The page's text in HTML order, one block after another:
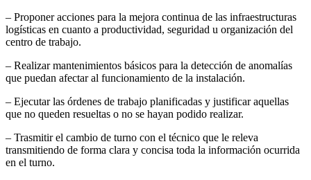
– Proponer acciones para la mejora continua de las infraestructuras
logísticas en cuanto a productividad, seguridad u organización del
centro de trabajo.
– Realizar mantenimientos básicos para la detección de anomalías
que puedan afectar al funcionamiento de la instalación.
– Ejecutar las órdenes de trabajo planificadas y justificar aquellas
que no queden resueltas o no se hayan podido realizar.
– Trasmitir el cambio de turno con el técnico que le releva
transmitiendo de forma clara y concisa toda la información ocurrida
en el turno.